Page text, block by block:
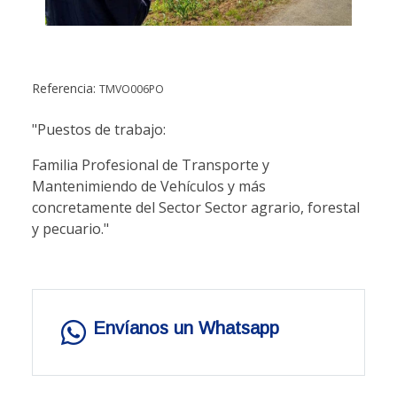
Referencia: TMVO006PO
"Puestos de trabajo:
Familia Profesional de Transporte y
Mantenimiendo de Vehículos y más
concretamente del Sector Sector agrario, forestal
y pecuario."
Envíanos un Whatsapp